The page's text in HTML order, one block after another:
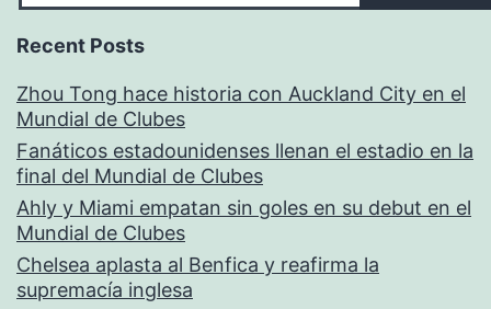
Recent Posts
Zhou Tong hace historia con Auckland City en el
Mundial de Clubes
Fanáticos estadounidenses llenan el estadio en la
final del Mundial de Clubes
Ahly y Miami empatan sin goles en su debut en el
Mundial de Clubes
Chelsea aplasta al Benfica y reafirma la
supremacía inglesa